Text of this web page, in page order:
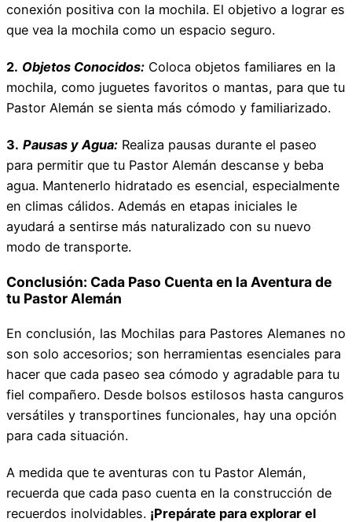
conexión positiva con la mochila. El objetivo a lograr es
que vea la mochila como un espacio seguro.
2. Objetos Conocidos: Coloca objetos familiares en la
mochila, como juguetes favoritos o mantas, para que tu
Pastor Alemán se sienta más cómodo y familiarizado.
3. Pausas y Agua: Realiza pausas durante el paseo
para permitir que tu Pastor Alemán descanse y beba
agua. Mantenerlo hidratado es esencial, especialmente
en climas cálidos. Además en etapas iniciales le
ayudará a sentirse más naturalizado con su nuevo
modo de transporte.
Conclusión: Cada Paso Cuenta en la Aventura de
tu Pastor Alemán
En conclusión, las Mochilas para Pastores Alemanes no
son solo accesorios; son herramientas esenciales para
hacer que cada paseo sea cómodo y agradable para tu
fiel compañero. Desde bolsos estilosos hasta canguros
versátiles y transportines funcionales, hay una opción
para cada situación.
A medida que te aventuras con tu Pastor Alemán,
recuerda que cada paso cuenta en la construcción de
recuerdos inolvidables. ¡Prepárate para explorar el